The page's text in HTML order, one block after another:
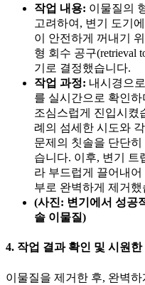
작업 내용: 이물질의
고려하여, 변기 도기
이 안전하게 꺼내기
형 회수 공구(retrieval
기로 결정했습니다.
작업 과정: 내시경으
를 실시간으로 확인
조심스럽게 진입시켰
례의 섬세한 시도와
문제의 칫솔을 단단히
습니다. 이후, 변기 트
라 부드럽게 끌어내어
부로 완벽하게 제거했
(사진: 변기에서 성공
솔 이물질)
4. 작업 결과 확인 및 시원
이물질을 제거한 후, 완벽